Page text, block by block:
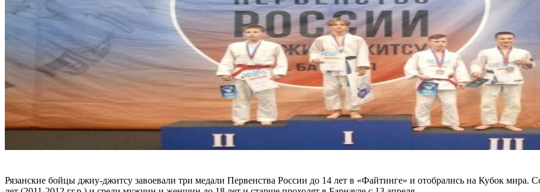
Рязанские бойцы джиу-джитсу завоевали три медали Первенства России до 14 лет в «Файтинге» и отобрались на Кубок